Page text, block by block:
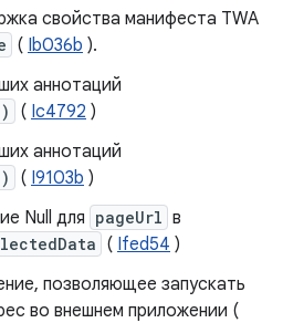
свойства манифеста TWA
( Ib036b ).
аннотаций
( Ic4792 )
аннотаций
( I9103b )
Null для pageUrl в
( Ifed54 )
позволяющее запускать
во внешнем приложении (